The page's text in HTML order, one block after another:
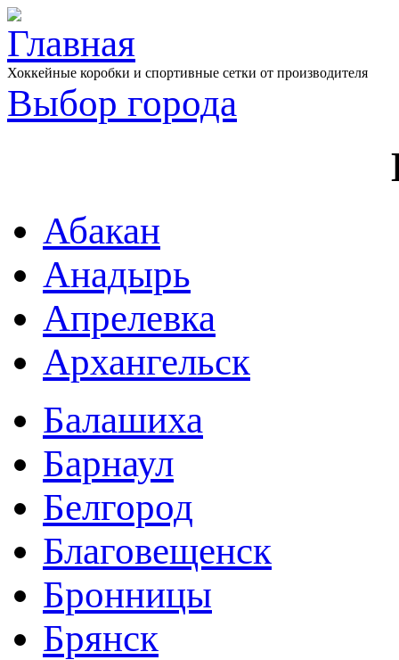
Хоккейные коробки и спортивные сетки от производителя
Выбор города
Абакан
Анадырь
Апрелевка
Архангельск
Балашиха
Барнаул
Белгород
Благовещенск
Бронницы
Брянск